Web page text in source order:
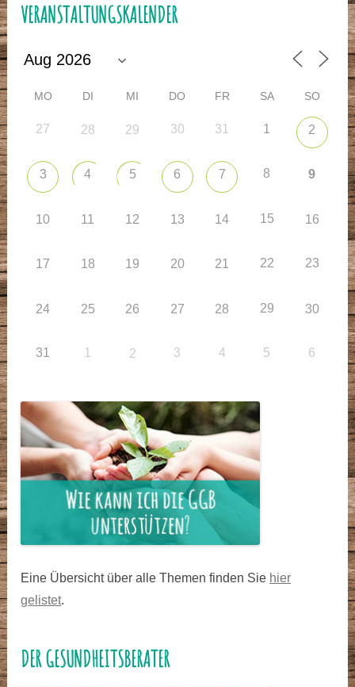
VERANSTALTUNGSKALENDER
MO DI MI DO FR SA SO
27 28 29 30 31 1 2
3 4 5 6 7 8 9
10 11 12 13 14 15 16
17 18 19 20 21 22 23
24 25 26 27 28 29 30
31 1 2 3 4 5 6
Eine Übersicht über alle Themen finden Sie hier
gelistet.
DER GESUNDHEITSBERATER